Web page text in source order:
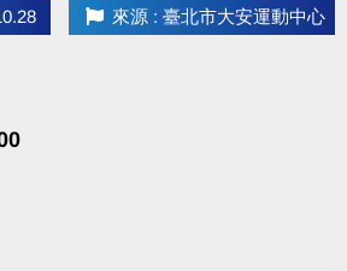
拆封，皆無法要求更換，亦不得
等值商品。
來源 : 臺北市大安運動中心